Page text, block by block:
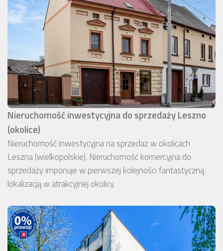
Nieruchomość inwestycyjna do sprzedaży Leszno
(okolice)
Nieruchomość inwestycyjna na sprzedaż w okolicach
Leszna (wielkopolskie). Nieruchomość komercyjna do
sprzedaży imponuje w pierwszej kolejności fantastyczną
lokalizacją w atrakcyjnej okolicy.